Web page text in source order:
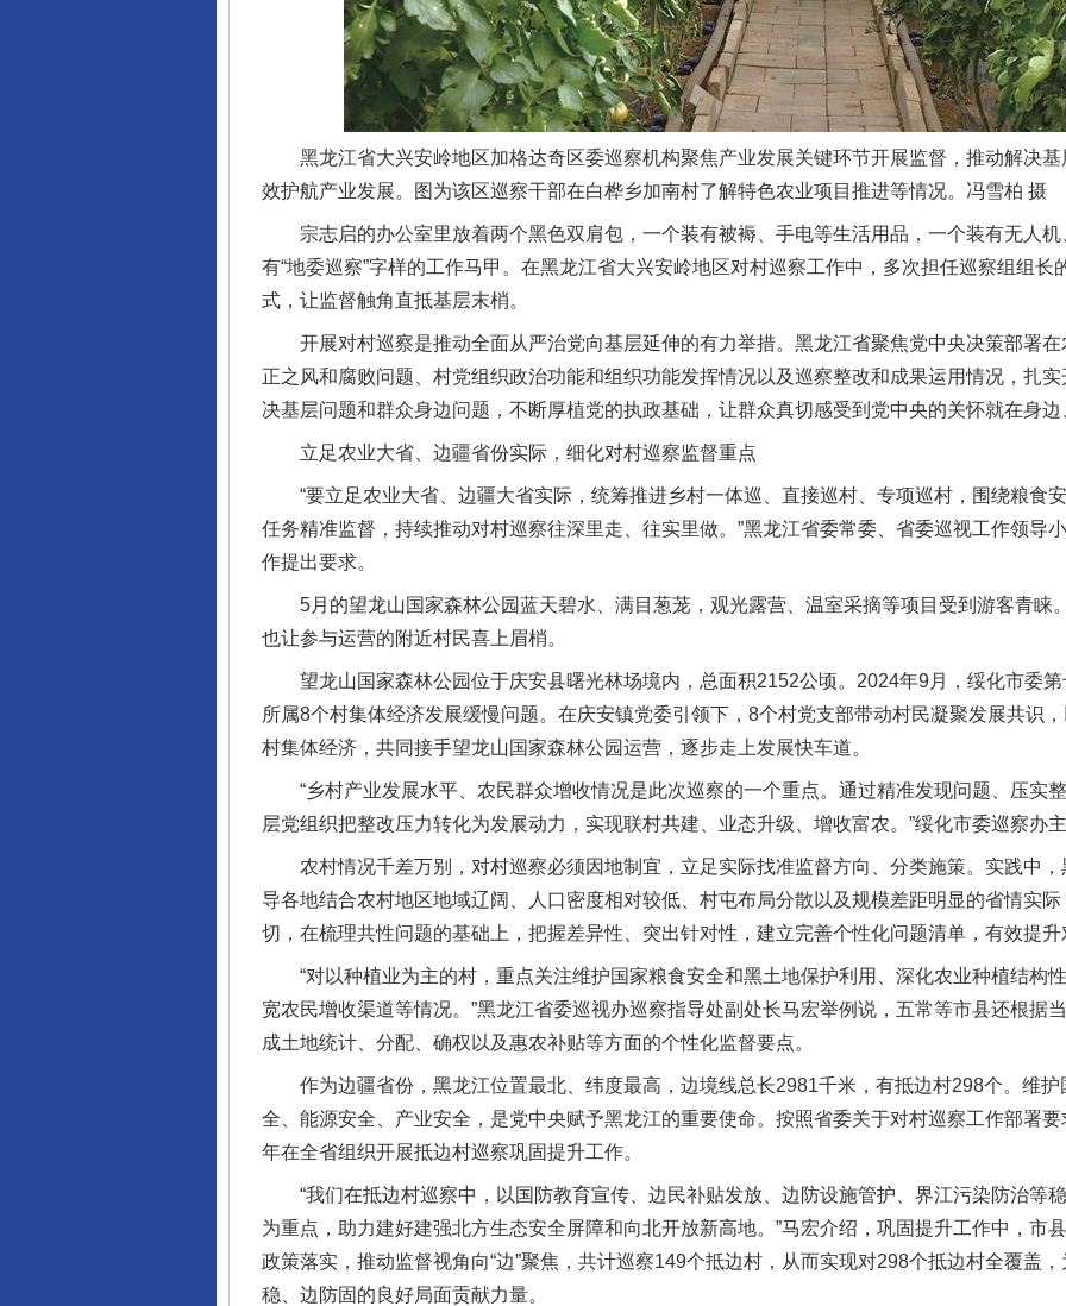
黑龙江省大兴安岭地区加格达奇区委巡察机构聚焦产业发展关键环节开展监督，推动解决基
效护航产业发展。图为该区巡察干部在白桦乡加南村了解特色农业项目推进等情况。冯雪柏 摄
宗志启的办公室里放着两个黑色双肩包，一个装有被褥、手电等生活用品，一个装有无人机
有“地委巡察”字样的工作马甲。在黑龙江省大兴安岭地区对村巡察工作中，多次担任巡察组组长
式，让监督触角直抵基层末梢。
开展对村巡察是推动全面从严治党向基层延伸的有力举措。黑龙江省聚焦党中央决策部署在
正之风和腐败问题、村党组织政治功能和组织功能发挥情况以及巡察整改和成果运用情况，扎
决基层问题和群众身边问题，不断厚植党的执政基础，让群众真切感受到党中央的关怀就在身
立足农业大省、边疆省份实际，细化对村巡察监督重点
“要立足农业大省、边疆大省实际，统筹推进乡村一体巡、直接巡村、专项巡村，围绕粮食
任务精准监督，持续推动对村巡察往深里走、往实里做。”黑龙江省委常委、省委巡视工作领导
作提出要求。
5月的望龙山国家森林公园蓝天碧水、满目葱茏，观光露营、温室采摘等项目受到游客青睐
也让参与运营的附近村民喜上眉梢。
望龙山国家森林公园位于庆安县曙光林场境内，总面积2152公顷。2024年9月，绥化市委第
所属8个村集体经济发展缓慢问题。在庆安镇党委引领下，8个村党支部带动村民凝聚发展共识
村集体经济，共同接手望龙山国家森林公园运营，逐步走上发展快车道。
“乡村产业发展水平、农民群众增收情况是此次巡察的一个重点。通过精准发现问题、压实
层党组织把整改压力转化为发展动力，实现联村共建、业态升级、增收富农。”绥化市委巡察办
农村情况千差万别，对村巡察必须因地制宜，立足实际找准监督方向、分类施策。实践中，
导各地结合农村地区地域辽阔、人口密度相对较低、村屯布局分散以及规模差距明显的省情实际
切，在梳理共性问题的基础上，把握差异性、突出针对性，建立完善个性化问题清单，有效提
“对以种植业为主的村，重点关注维护国家粮食安全和黑土地保护利用、深化农业种植结构
宽农民增收渠道等情况。”黑龙江省委巡视办巡察指导处副处长马宏举例说，五常等市县还根据
成土地统计、分配、确权以及惠农补贴等方面的个性化监督要点。
作为边疆省份，黑龙江位置最北、纬度最高，边境线总长2981千米，有抵边村298个。维护
全、能源安全、产业安全，是党中央赋予黑龙江的重要使命。按照省委关于对村巡察工作部署
年在全省组织开展抵边村巡察巩固提升工作。
“我们在抵边村巡察中，以国防教育宣传、边民补贴发放、边防设施管护、界江污染防治等
为重点，助力建好建强北方生态安全屏障和向北开放新高地。”马宏介绍，巩固提升工作中，市
政策落实，推动监督视角向“边”聚焦，共计巡察149个抵边村，从而实现对298个抵边村全覆盖
稳、边防固的良好局面贡献力量。